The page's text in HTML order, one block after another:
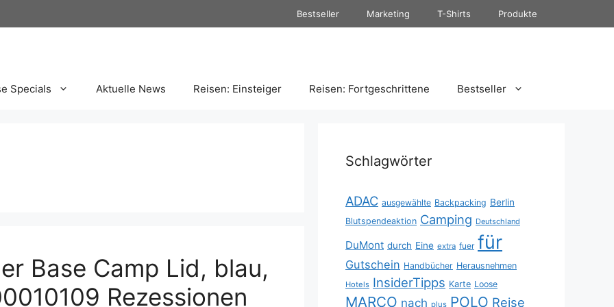
Bestseller Marketing T-Shirts Produkte
Specials Aktuelle News Reisen: Einsteiger Reisen: Fortgeschrittene Bestseller
Base Camp Lid, blau,
Rezessionen
Schlagwörter
ADAC ausgewählte Backpacking Berlin
Blutspendeaktion Camping Deutschland
DuMont durch Eine extra fuer für
Gutschein Handbücher Herausnehmen
Hotels InsiderTipps Karte Loose
MARCO nach plus POLO Reise